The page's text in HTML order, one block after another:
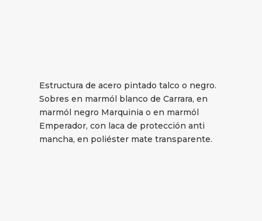
Estructura de acero pintado talco o negro.
Sobres en marmól blanco de Carrara, en
marmól negro Marquinia o en marmól
Emperador, con laca de protección anti
mancha, en poliéster mate transparente.